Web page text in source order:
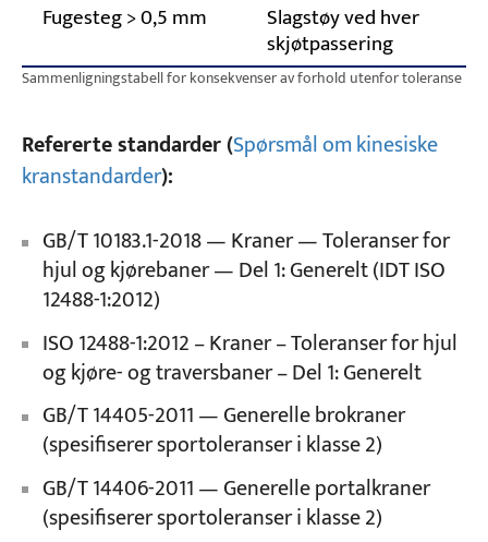
Fugesteg > 0,5 mm Slagstøy ved hver
skjøtpassering
Sammenligningstabell for konsekvenser av forhold utenfor toleranse
Refererte standarder (Spørsmål om kinesiske
kranstandarder):
GB/T 10183.1-2018 — Kraner — Toleranser for
hjul og kjørebaner — Del 1: Generelt (IDT ISO
12488-1:2012)
ISO 12488-1:2012 – Kraner – Toleranser for hjul
og kjøre- og traversbaner – Del 1: Generelt
GB/T 14405-2011 — Generelle brokraner
(spesifiserer sportoleranser i klasse 2)
GB/T 14406-2011 — Generelle portalkraner
(spesifiserer sportoleranser i klasse 2)